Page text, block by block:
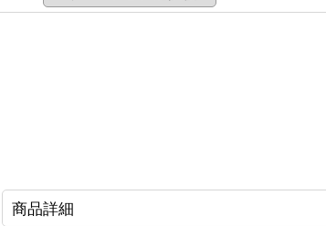
商品詳細